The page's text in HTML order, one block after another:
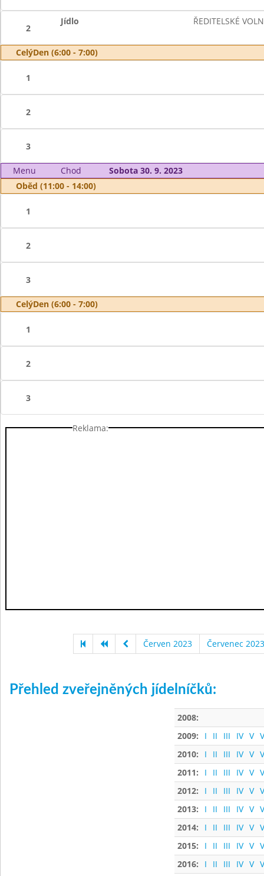
2
Jídlo ŘEDITELSKÉ
CelýDen (6:00 - 7:00)
1
2
3
Menu Chod
Sobota 30. 9. 2023
Oběd (11:00 - 14:00)
1
2
3
CelýDen (6:00 - 7:00)
1
2
3
Reklama:
Červen 2023 Červenec 2023
Přehled zveřejněných jídelníčků:
2008:
2009:
I II III IV V
2010:
I II III IV V
2011:
I II III IV V
2012:
I II III IV V
2013:
I II III IV V
2014:
I II III IV V
2015:
I II III IV V
2016:
I II III IV V